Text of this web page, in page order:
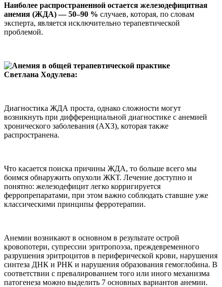
Наиболее распространенной остается железодефицитная
анемия (ЖДА) — 50–90 % случаев, которая, по словам
эксперта, является исключительно терапевтической
проблемой.
Светлана Ходулева:
Диагностика ЖДА проста, однако сложности могут
возникнуть при дифференциальной диагностике с анемией
хронического заболевания (АХЗ), которая также
распространена.
Что касается поиска причины ЖДА, то больше всего мы
боимся обнаружить опухоли ЖКТ. Лечение доступно и
понятно: железодефицит легко корригируется
ферропрепаратами, при этом важно соблюдать ставшие уже
классическими принципы ферротерапии.
Анемии возникают в основном в результате острой
кровопотери, супрессии эритропоэза, преждевременного
разрушения эритроцитов в периферической крови, нарушения
синтеза ДНК и РНК и нарушения образования гемоглобина. В
соответствии с превалированием того или иного механизма
патогенеза можно выделить 7 основных вариантов анемии.